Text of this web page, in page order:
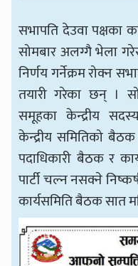
सभापति देउवा पक्षका
सोमबार अलग्गै भेला
निर्णय गर्नेक्रम रोक्न
तयारी गरेका छन् ।
समूहका केन्द्रीय
केन्द्रीय समितिको
पदाधिकारी बैठक र
पार्टी चल्न नसक्ने
कार्यसमिति बैठक सात